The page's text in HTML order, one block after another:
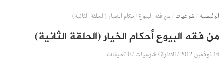
الرئيسية/شرعيات/من فقه البيوع أحكام الخيار (الحلقة الثانية)
من فقه البيوع أحكام الخيار (الحلقة الثانية)
16 نوفمبر, 2012 /الإدارة/شرعيات/0 تعليقات